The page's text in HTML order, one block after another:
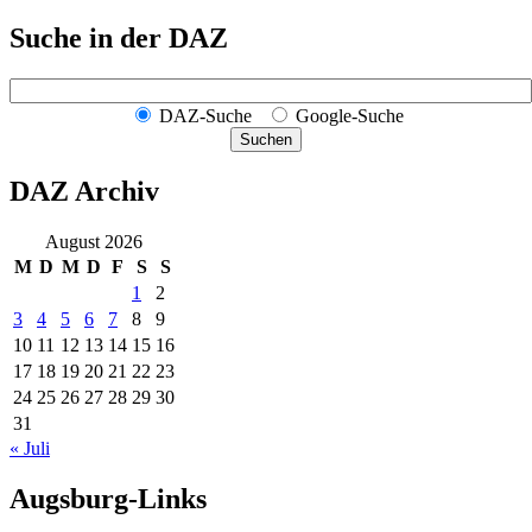
Suche in der DAZ
DAZ-Suche Google-Suche
Suchen
DAZ Archiv
August 2026
M D M D F S
S
1
2
3
4 5 6 7 8
9
10 11 12 13 14 15 16
17 18 19 20 21 22 23
24 25 26 27 28 29 30
31
« Juli
Augsburg-Links